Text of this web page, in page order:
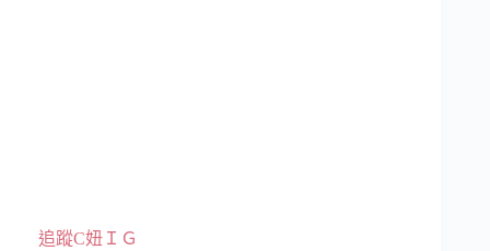
追蹤C妞ＩＧ